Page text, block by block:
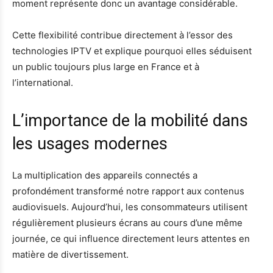
moment représente donc un avantage considérable.
Cette flexibilité contribue directement à l’essor des
technologies IPTV et explique pourquoi elles séduisent
un public toujours plus large en France et à
l’international.
L’importance de la mobilité dans
les usages modernes
La multiplication des appareils connectés a
profondément transformé notre rapport aux contenus
audiovisuels. Aujourd’hui, les consommateurs utilisent
régulièrement plusieurs écrans au cours d’une même
journée, ce qui influence directement leurs attentes en
matière de divertissement.